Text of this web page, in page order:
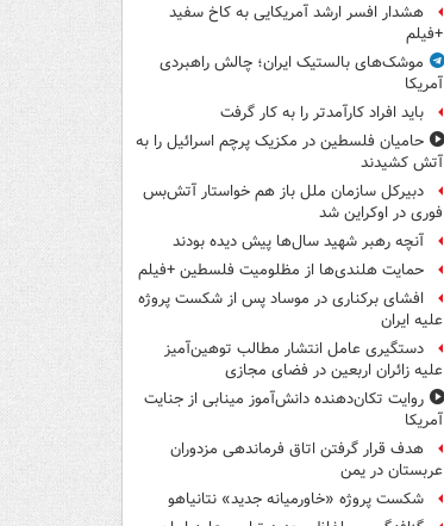
هشدار افسر ارشد آمریکایی به کاخ سفید
+فیلم
موشک‌های بالستیک ایران؛ چالش راهبردی
آمریکا
باید افراد کارآمدتر را به کار گرفت
حامیان فلسطین در مکزیک پرچم اسرائیل را به
آتش کشیدند
دبیرکل سازمان ملل باز هم خواستار آتش‌بس
فوری در اوکراین شد
آنچه رهبر شهید سال‌ها پیش دیده بودند
حمایت هلندی‌ها از مظلومیت فلسطین +فیلم
افشای برکناری در موساد پس از شکست پروژه
علیه ایران
دستگیری عامل انتشار مطالب توهین‌آمیز
علیه زائران اربعین در فضای مجازی
روایت تکان‌دهنده دانش‌آموز مینابی از جنایت
آمریکا
هدف قرار گرفتن اتاق‌ فرماندهی مزدوران
عربستان در یمن
شکست پروژه «خاورمیانه جدید» نتانیاهو